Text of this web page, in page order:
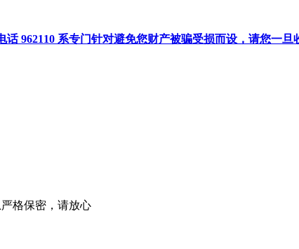
962110 系专门针对避免您财产被骗受损而设，请您一旦
格保密，请放心